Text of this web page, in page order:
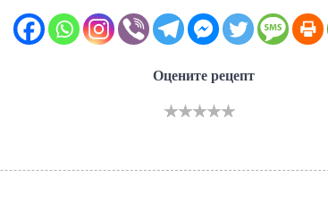
Оцените рецепт